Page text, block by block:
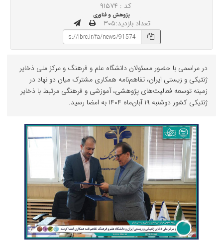
کد : ۹۱۵۷۴
پژوهش و فناوری
تعداد بازدید:۳۰۵
در مراسمی با حضور مسئولان دانشگاه علم و فرهنگ و مرکز ملی ذخایر
ژنتیکی و زیستی ایران، تفاهم‌نامه همکاری مشترک میان دو نهاد در
زمینه توسعه فعالیت‌های پژوهشی، آموزشی و فرهنگی مرتبط با ذخایر
ژنتیکی کشور دوشنبه ۱۹ آبان‌ماه ۱۴۰۴ به امضا رسید.